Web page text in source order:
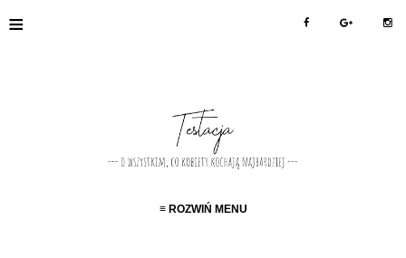
≡
≡ ROZWIŃ MENU